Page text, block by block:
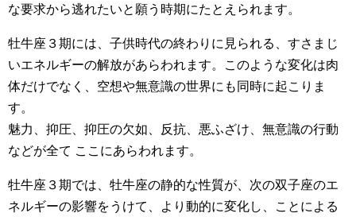
な要求から逃れたいと願う時期にたとえられます。
牡牛座３期には、子供時代の終わりに見られる、すさまじ
いエネルギーの解放があらわれます。このような変化は肉
体だけでなく、空想や無意識の世界にも同時に起こりま
す。
魅力、抑圧、抑圧の欠如、反抗、悪ふざけ、無意識の行動
などが全て ここにあらわれます。
牡牛座３期では、牡牛座の静的な性質が、次の双子座のエ
ネルギーの影響をうけて、より動的に変化し、ことによる